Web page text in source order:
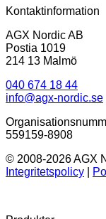
Kontaktinformation
AGX Nordic AB
Postia 1019
214 13 Malmö
040 674 18 44
info@agx-nordic.se
559159-8908
© 2008-2026 AGX
Integritetspolicy